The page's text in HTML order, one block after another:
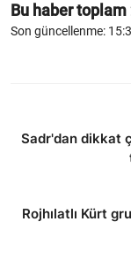
Bu haber toplam
Son güncellenme:
Sadr'dan dikkat
Rojhılatlı Kürt